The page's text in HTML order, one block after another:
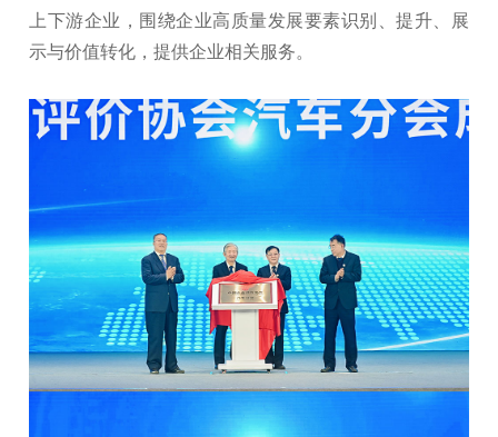
上下游企业，围绕企业高质量发展要素识别、提升、展
示与价值转化，提供企业相关服务。